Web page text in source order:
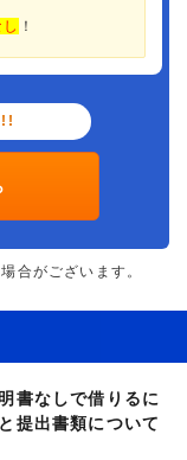
！
!!
合がございます。
書なしで借りるに
提出書類について